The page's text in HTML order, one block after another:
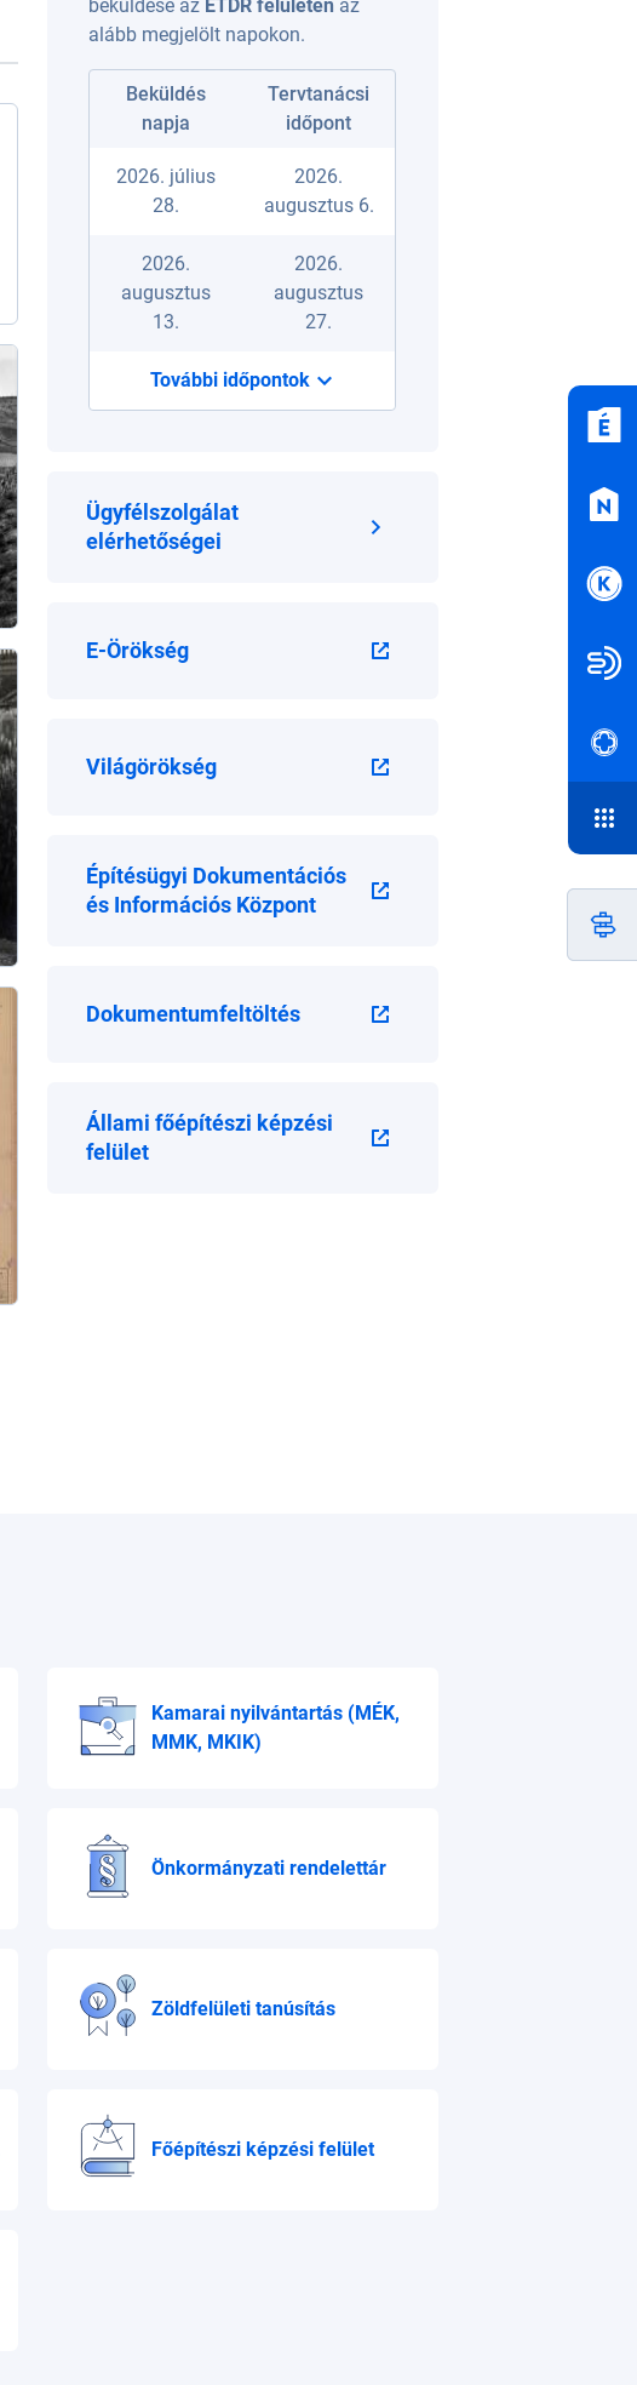
beküldése az ÉTDR felületen az
alább megjelölt napokon.
Beküldés
napja
Tervtanácsi
időpont
2026. július
28.
2026.
augusztus 6.
2026.
augusztus
13.
2026.
augusztus
27.
További időpontok
Ügyfélszolgálat
elérhetőségei
E-Örökség
Világörökség
Építésügyi Dokumentációs
és Információs Központ
Dokumentumfeltöltés
Állami főépítészi képzési
felület
Kamarai nyilvántartás (MÉK,
MMK, MKIK)
Önkormányzati rendelettár
Zöldfelületi tanúsítás
Főépítészi képzési felület